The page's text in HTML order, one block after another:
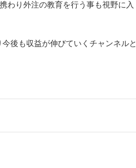
わり外注の教育を行う事も視野に入
後も収益が伸びていくチャンネルと